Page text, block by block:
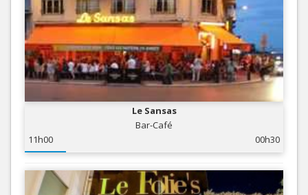
Le Sansas
Bar-Café
11h00
00h30